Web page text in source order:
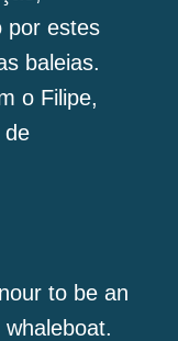
por estes
baleias.
o Filipe,
de
to be an